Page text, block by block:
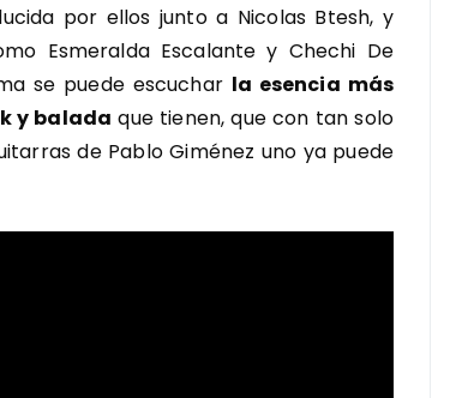
por ellos junto a Nicolas Btesh, y
Esmeralda Escalante y Chechi De
se puede escuchar la esencia más
y balada que tienen, que con tan solo
de Pablo Giménez uno ya puede